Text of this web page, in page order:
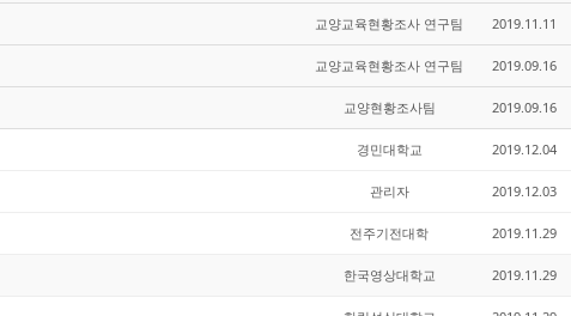
교양교육현황조사 연구팀 2019.11.11
교양교육현황조사 연구팀 2019.09.16
교양현황조사팀 2019.09.16
경민대학교 2019.12.04
관리자 2019.12.03
전주기전대학 2019.11.29
한국영상대학교 2019.11.29